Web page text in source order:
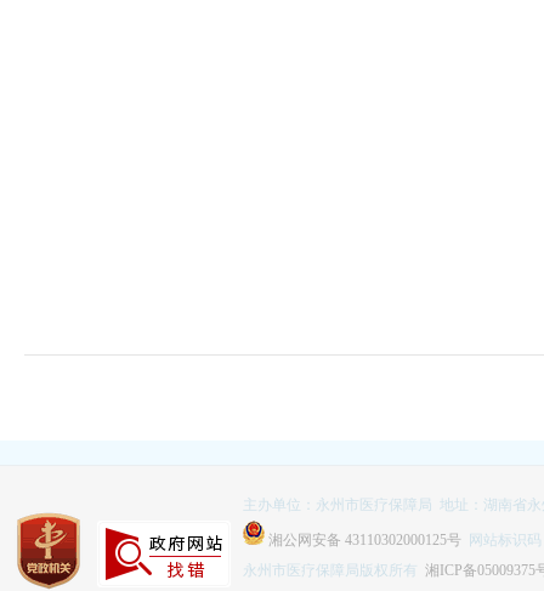
主办单位：永州市医疗保障局 地址：湖南省
湘公网安备 43110302000125号 网站标识码
永州市医疗保障局版权所有 湘ICP备05009375